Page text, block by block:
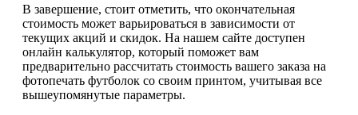
В завершение, стоит отметить, что окончательная
стоимость может варьироваться в зависимости от
текущих акций и скидок. На нашем сайте доступен
онлайн калькулятор, который поможет вам
предварительно рассчитать стоимость вашего заказа на
фотопечать футболок со своим принтом, учитывая все
вышеупомянутые параметры.